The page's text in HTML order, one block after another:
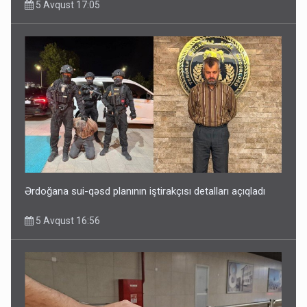
5 Avqust 17:05
Ərdoğana sui-qəsd planının iştirakçısı detalları açıqladı
5 Avqust 16:56